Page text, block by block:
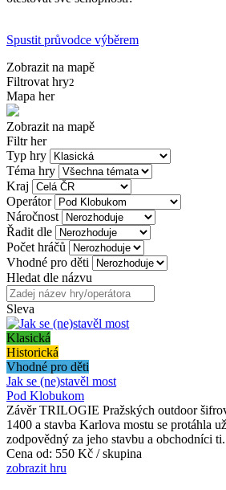
Spustit průvodce výběrem
Zobrazit na mapě
Filtrovat hry2
Mapa her
Zobrazit na mapě
Filtr her
Typ hry
Téma hry
Kraj
Operátor
Náročnost
Řadit dle
Počet hráčů
Vhodné pro děti
Hledat dle názvu
Sleva
Klasická
Historická
Vhodné pro děti
Jak se (ne)stavěl most
Pod Klobukom
Závěr TRILOGIE Pražských outdoor
1400 a stavba Karlova mostu se protáhla
zodpovědný za jeho stavbu a obchodníci
Cena od: 550 Kč / skupina
zobrazit hru